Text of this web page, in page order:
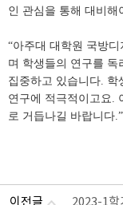
인 관심을 통해 대비해
“아주대 대학원 국방
며 학생들의 연구를 독
집중하고 있습니다. 학
연구에 적극적이고요.
로 거듭나길 바랍니다.”
이전글 2023-1학